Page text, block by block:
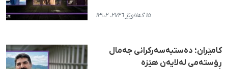
١٥ گەلاوێژ ٢٧٢٦، ١٣:٠٢
کامێران؛ دەستبەسەرکرانی جەمال
ڕۆستەمی لەلایەن هێزە